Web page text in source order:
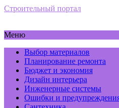
Строительный портал
Меню
Выбор материалов
Планирование ремонта
Бюджет и экономия
Дизайн интерьера
Инженерные системы
Ошибки и